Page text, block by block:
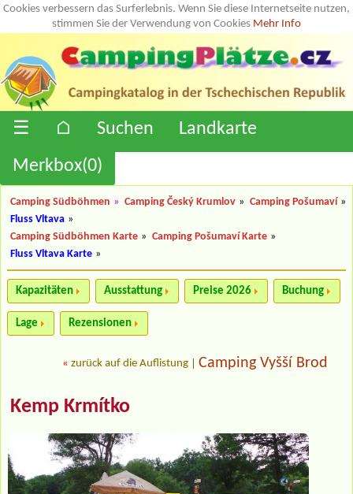
Cookies verbessern das Surferlebnis. Wenn Sie diese Internetseite nutzen,
stimmen Sie der Verwendung von Cookies Mehr Info
☰ ⌂ Suchen
Landkarte
Merkbox(0)
Camping Südböhmen » Camping Český Krumlov » Camping Pošumaví »
Fluss Vltava »
Camping Südböhmen Karte » Camping Pošumaví Karte »
Fluss Vltava Karte »
Kapazitäten Ausstattung Preise 2026 Buchung
Lage Rezensionen
« zurück auf die Auflistung Camping Vyšší Brod
Kemp Krmítko